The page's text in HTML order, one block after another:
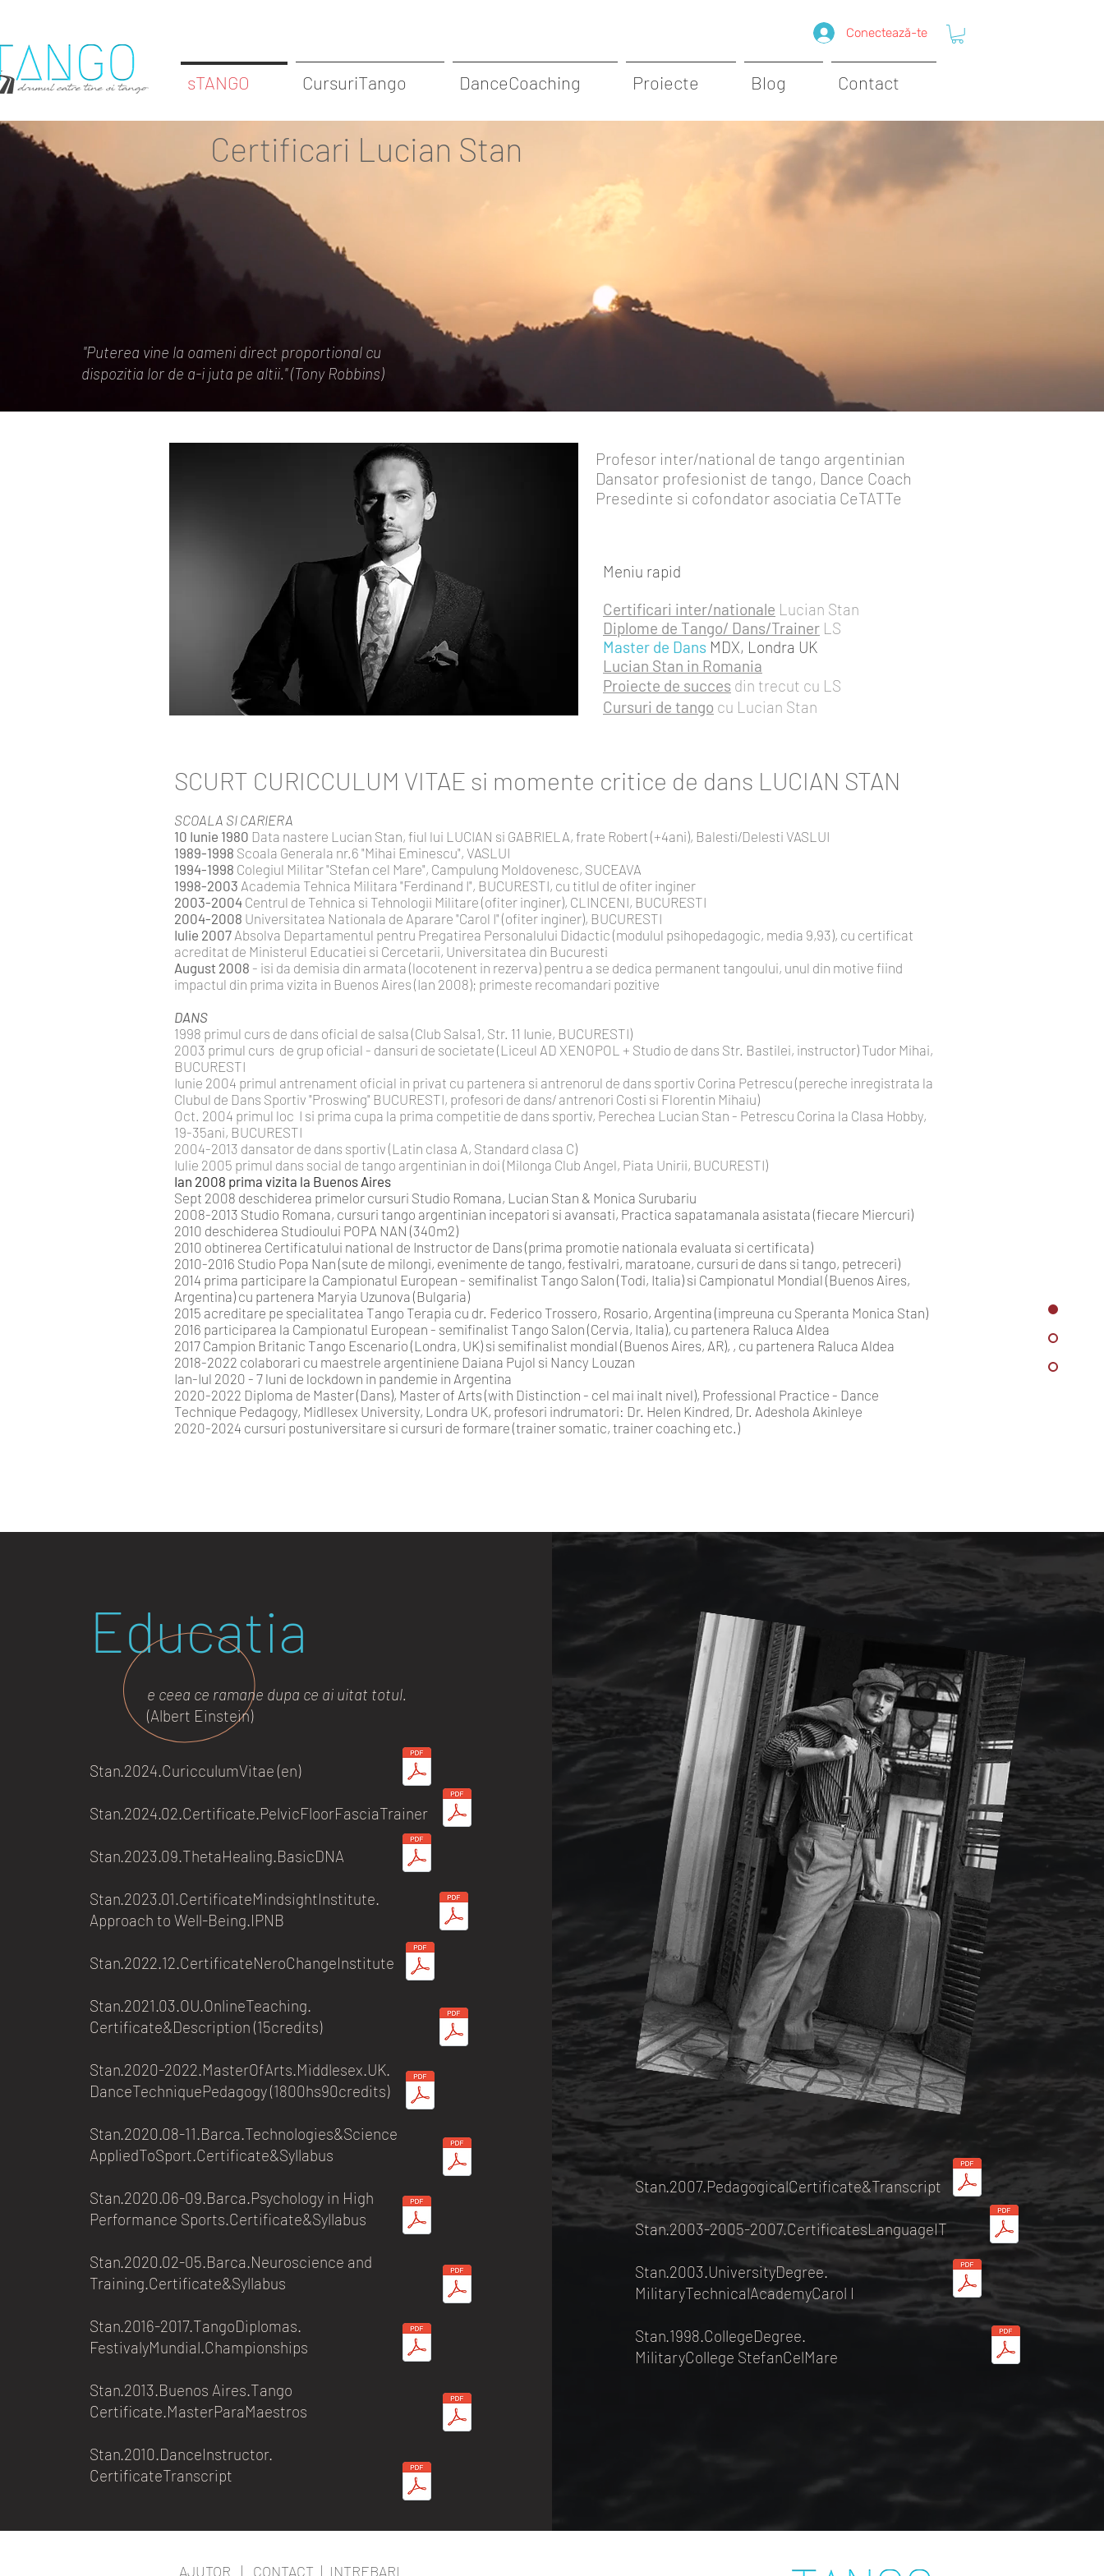
Conectează-te
sTANGO CursuriTango DanceCoaching Proiecte Blog Contact
Certificari Lucian Stan
"Puterea vine la oameni direct proportional cu
dispozitia lor de a-i juta pe altii." (Tony Robbins)
CERTIFICARI &
ACREDITARI
Profesor inter/national de tango argentinian
Dansator profesionist de tango, Dance Coach
Presedinte si cofondator asociatia CeTATTe
Meniu rapid
Certificari inter/nationale Lucian Stan
Diplome de Tango/ Dans/Trainer LS
Master de Dans MDX, Londra UK
Lucian Stan in Romania
Proiecte de succes din trecut cu LS
Cursuri de tango cu Lucian Stan
SCURT CURICCULUM VITAE si momente critice de dans LUCIAN STAN
SCOALA SI CARIERA
10 Iunie 1980 Data nastere Lucian Stan, fiul lui LUCIAN si GABRIELA, frate Robert (+4ani), Balesti/Delesti VASLUI
1989-1998 Scoala Generala nr.6 "Mihai Eminescu", VASLUI
1994-1998 Colegiul Militar "Stefan cel Mare", Campulung Moldovenesc, SUCEAVA
1998-2003 Academia Tehnica Militara "Ferdinand I", BUCURESTI, cu titlul de ofiter inginer
2003-2004 Centrul de Tehnica si Tehnologii Militare (ofiter inginer), CLINCENI, BUCURESTI
2004-2008 Universitatea Nationala de Aparare "Carol I" (ofiter inginer), BUCURESTI
Iulie 2007 Absolva Departamentul pentru Pregatirea Personalului Didactic (modulul psihopedagogic, media 9,93), cu certificat
acreditat de Ministerul Educatiei si Cercetarii, Universitatea din Bucuresti
August 2008 - isi da demisia din armata (locotenent in rezerva) pentru a se dedica permanent tangoului, unul din motive fiind
impactul din prima vizita in Buenos Aires (Ian 2008); primeste recomandari pozitive
DANS
1998 primul curs de dans oficial de salsa (Club Salsa1, Str. 11 Iunie, BUCURESTI)
2003 primul curs de grup oficial - dansuri de societate (Liceul AD XENOPOL + Studio de dans Str. Bastilei, instructor) Tudor Mihai,
BUCURESTI
Iunie 2004 primul antrenament oficial in privat cu partenera si antrenorul de dans sportiv Corina Petrescu (pereche inregistrata la
Clubul de Dans Sportiv "Proswing" BUCURESTI, profesori de dans/ antrenori Costi si Florentin Mihaiu)
Oct. 2004 primul loc I si prima cupa la prima competitie de dans sportiv, Perechea Lucian Stan - Petrescu Corina la Clasa Hobby,
19-35ani, BUCURESTI
2004-2013 dansator de dans sportiv (Latin clasa A, Standard clasa C)
Iulie 2005 primul dans social de tango argentinian in doi (Milonga Club Angel, Piata Unirii, BUCURESTI)
Ian 2008 prima vizita la Buenos Aires
Sept 2008 deschiderea primelor cursuri Studio Romana, Lucian Stan & Monica Surubariu
2008-2013 Studio Romana, cursuri tango argentinian incepatori si avansati, Practica sapatamanala asistata (fiecare Miercuri)
2010 deschiderea Studioului POPA NAN (340m2)
2010 obtinerea Certificatului national de Instructor de Dans (prima promotie nationala evaluata si certificata)
2010-2016 Studio Popa Nan (sute de milongi, evenimente de tango, festivalri, maratoane, cursuri de dans si tango, petreceri)
2014 prima participare la Campionatul European - semifinalist Tango Salon (Todi, Italia) si Campionatul Mondial (Buenos Aires,
Argentina) cu partenera Maryia Uzunova (Bulgaria)
2015 acreditare pe specialitatea Tango Terapia cu dr. Federico Trossero, Rosario, Argentina (impreuna cu Speranta Monica Stan)
2016 participarea la Campionatul European - semifinalist Tango Salon (Cervia, Italia), cu partenera Raluca Aldea
2017 Campion Britanic Tango Escenario (Londra, UK) si semifinalist mondial (Buenos Aires, AR), , cu partenera Raluca Aldea
2018-2022 colaborari cu maestrele argentiniene Daiana Pujol si Nancy Louzan
Ian-Iul 2020 - 7 luni de lockdown in pandemie in Argentina
2020-2022 Diploma de Master (Dans), Master of Arts (with Distinction - cel mai inalt nivel), Professional Practice - Dance
Technique Pedagogy, Midllesex University, Londra UK, profesori indrumatori: Dr. Helen Kindred, Dr. Adeshola Akinleye
2020-2024 cursuri postuniversitare si cursuri de formare (trainer somatic, trainer coaching etc.)
Educatia
e ceea ce ramane dupa ce ai uitat totul.
(Albert Einstein)
Stan.2024.CuricculumVitae (en)
Stan.2024.02.Certificate.PelvicFloorFasciaTrainer
Stan.2023.09.ThetaHealing.BasicDNA
Stan.2023.01.CertificateMindsightInstitute.
Approach to Well-Being.IPNB
Stan.2022.12.CertificateNeroChangeInstitute
Stan.2021.03.OU.OnlineTeaching.
Certificate&Description (15credits)​
Stan.2020-2022.MasterOfArts.Middlesex.UK.
DanceTechniquePedagogy (1800hs90credits)
Stan.2020.08-11.Barca.Technologies&Science
AppliedToSport.Certificate&Syllabus
Stan.2020.06-09.Barca.Psychology in High
Performance Sports.Certificate&Syllabus
Stan.2020.02-05.Barca.Neuroscience and
Training.Certificate&Syllabus
Stan.2016-2017.TangoDiplomas.
FestivalyMundial.Championships
Stan.2013.Buenos Aires.Tango
Certificate.MasterParaMaestros
Stan.2010.DanceInstructor.
CertificateTranscript
Stan.2007.PedagogicalCertificate&Transcript
Stan.2003-2005-2007.CertificatesLanguageIT
Stan.2003.UniversityDegree.
MilitaryTechnicalAcademyCarol I
Stan.1998.CollegeDegree.
MilitaryCollege StefanCelMare
AJUTOR | CONTACT | INTREBARI